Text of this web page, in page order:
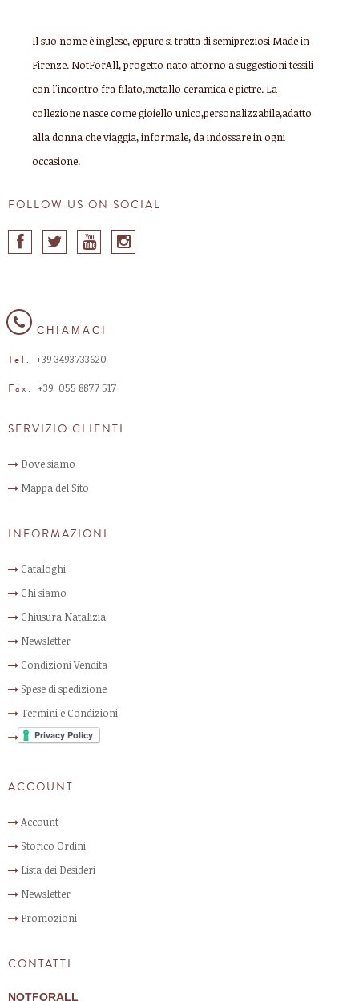
Il suo nome è inglese, eppure si tratta di semipreziosi Made in
Firenze. NotForAll, progetto nato attorno a suggestioni tessili
con l'incontro fra filato,metallo ceramica e pietre. La
collezione nasce come gioiello unico,personalizzabile,adatto
alla donna che viaggia, informale, da indossare in ogni
occasione.
FOLLOW US ON SOCIAL
CHIAMACI
Tel. +39 3493733620
Fax. +39 055 8877 517​
SERVIZIO CLIENTI
Dove siamo
Mappa del Sito
INFORMAZIONI
Cataloghi
Chi siamo
Chiusura Natalizia
Newsletter
Condizioni Vendita
Spese di spedizione
Termini e Condizioni
ACCOUNT
Account
Storico Ordini
Lista dei Desideri
Newsletter
Promozioni
CONTATTI
NOTFORALL